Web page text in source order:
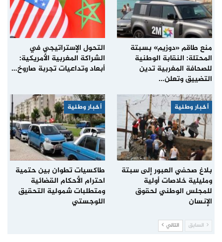
منع طاقم «دوزيم» بسبتة
المحتلة: النقابة الوطنية
للصحافة المغربية تدين
التضييق وتعلن…
التحول الإستراتيجي في
الشراكة المغربية الأمريكية:
أبعاد وتداعيات تجربة صاروخ…
أخبار وطنية
بلاغ صحفي العبور إلى سبتة
ومليلية خلاصات أولية
للمجلس الوطني لحقوق
الإنسان
أخبار وطنية
طاكسيات تطوان بين حتمية
احترام الأحكام القضائية
ومتطلبات شمولية التحقيق
اللوجستي
السابق التالي